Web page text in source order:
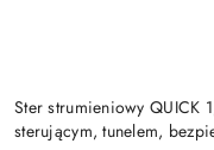
Ster strumieniowy QUICK
sterującym, tunelem,